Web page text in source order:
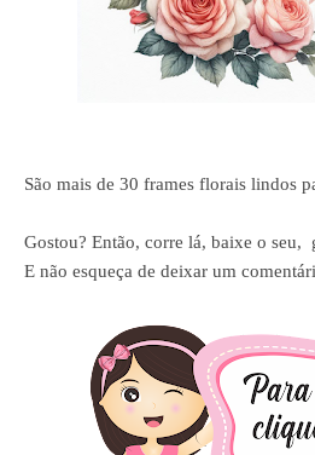
São mais de 30 frames florais lindos
Gostou? Então, corre lá, baixe o seu,
E não esqueça de deixar um